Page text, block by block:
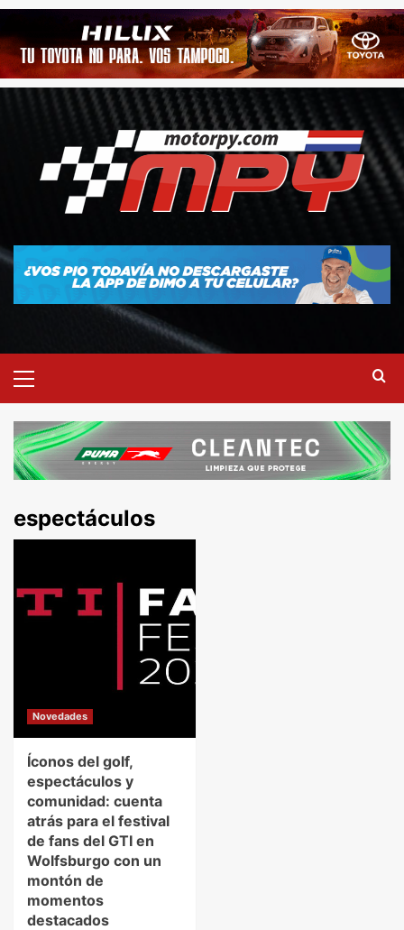
espectáculos
Novedades
Íconos del golf,
espectáculos y
comunidad: cuenta
atrás para el festival
de fans del GTI en
Wolfsburgo con un
montón de
momentos
destacados